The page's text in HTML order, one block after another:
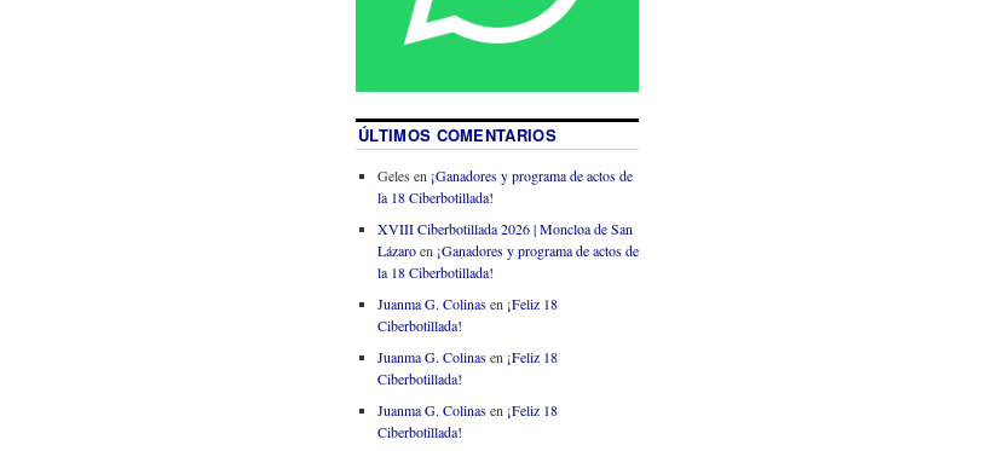
ÚLTIMOS COMENTARIOS
Geles en ¡Ganadores y programa de actos de
la 18 Ciberbotillada!
XVIII Ciberbotillada 2026 | Moncloa de San
Lázaroen ¡Ganadores y programa de actos de
la 18 Ciberbotillada!
Juanma G. Colinasen ¡Feliz 18
Ciberbotillada!
Juanma G. Colinasen ¡Feliz 18
Ciberbotillada!
Juanma G. Colinasen ¡Feliz 18
Ciberbotillada!